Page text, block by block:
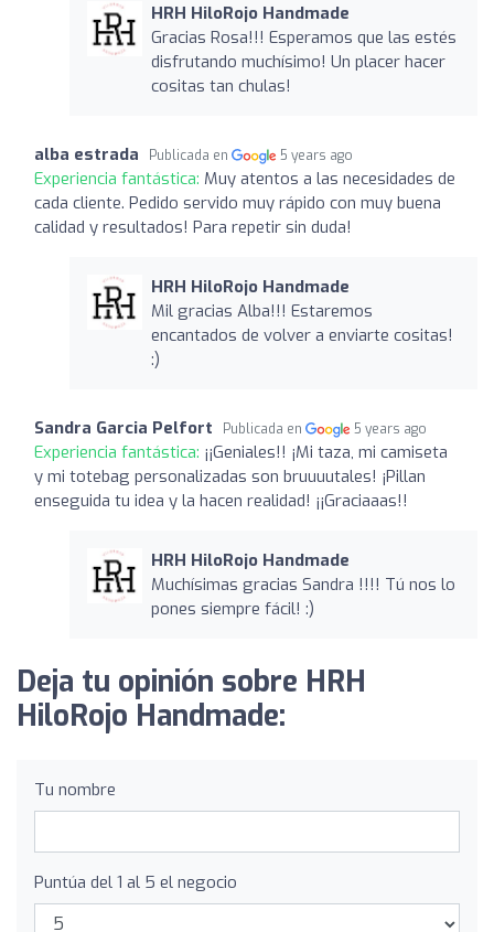
HRH HiloRojo Handmade
Gracias Rosa!!! Esperamos que las estés
disfrutando muchísimo! Un placer hacer
cositas tan chulas!
alba estrada Publicada en 5 years ago
Experiencia fantástica: Muy atentos a las necesidades de
cada cliente. Pedido servido muy rápido con muy buena
calidad y resultados! Para repetir sin duda!
HRH HiloRojo Handmade
Mil gracias Alba!!! Estaremos
encantados de volver a enviarte cositas!
:)
Sandra Garcia Pelfort Publicada en 5 years ago
Experiencia fantástica: ¡¡Geniales!! ¡Mi taza, mi camiseta
y mi totebag personalizadas son bruuuutales! ¡Pillan
enseguida tu idea y la hacen realidad! ¡¡Graciaaas!!
HRH HiloRojo Handmade
Muchísimas gracias Sandra !!!! Tú nos lo
pones siempre fácil! :)
Deja tu opinión sobre HRH
HiloRojo Handmade:
Tu nombre
Puntúa del 1 al 5 el negocio